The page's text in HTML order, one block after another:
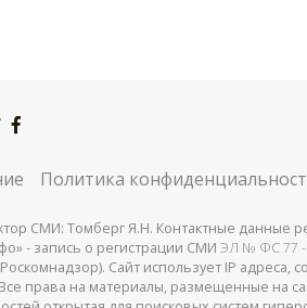
Политика
СМИ: Томберг Я.Н. Контактные данные
- запись о регистрации СМИ ЭЛ № ФС 77 -
Сайт использует IP адреса,
права на материалы, размещенные на